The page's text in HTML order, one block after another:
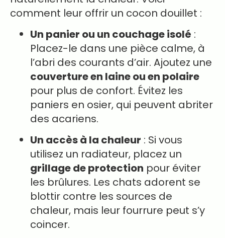
comment leur offrir un cocon douillet :
Un panier ou un couchage isolé :
Placez-le dans une pièce calme, à
l’abri des courants d’air. Ajoutez une
couverture en laine ou en polaire
pour plus de confort. Évitez les
paniers en osier, qui peuvent abriter
des acariens.
Un accès à la chaleur : Si vous
utilisez un radiateur, placez un
grillage de protection pour éviter
les brûlures. Les chats adorent se
blottir contre les sources de
chaleur, mais leur fourrure peut s’y
coincer.